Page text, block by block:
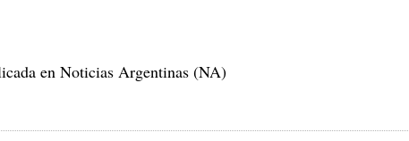
en Noticias Argentinas (NA)